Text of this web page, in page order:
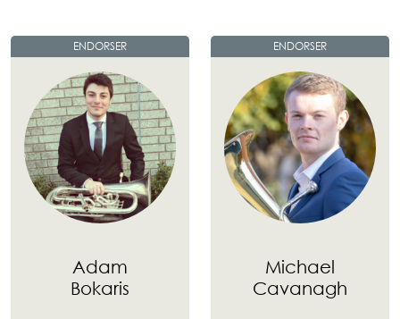
ENDORSER
Adam
Bokaris
ENDORSER
Michael
Cavanagh